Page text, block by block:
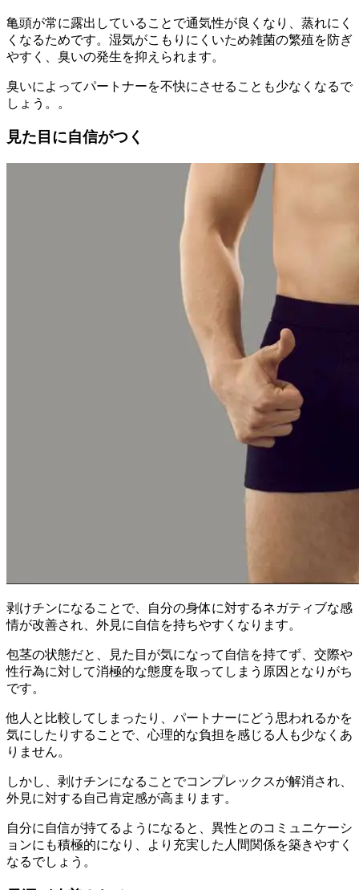
亀頭が常に露出していることで通気性が良くなり、蒸れにく
くなるためです。湿気がこもりにくいため雑菌の繁殖を防ぎ
やすく、臭いの発生を抑えられます。
臭いによってパートナーを不快にさせることも少なくなるで
しょう。。
見た目に自信がつく
剥けチンになることで、
自分の身体に対するネガティブな感
情が改善され、外見に自信を持ちやすくなります。
包茎の状態だと、見た目が気になって自信を持てず、交際や
性行為に対して消極的な態度を取ってしまう原因となりがち
です。
他人と比較してしまったり、パートナーにどう思われるかを
気にしたりすることで、心理的な負担を感じる人も少なくあ
りません。
しかし、剥けチンになることでコンプレックスが解消され、
外見に対する自己肯定感が高まります。
自分に自信が持てるようになると、異性とのコミュニケーシ
ョンにも積極的になり、より充実した人間関係を築きやすく
なるでしょう。